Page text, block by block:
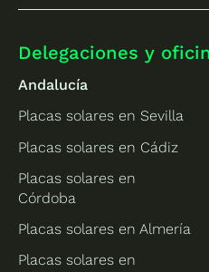
Delegaciones y
Andalucía
Placas solares en Sevilla
Placas solares en Cádiz
Placas solares en
Córdoba
Placas solares en Almería
Placas solares en